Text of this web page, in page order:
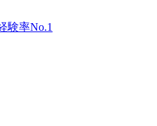
験率No.1